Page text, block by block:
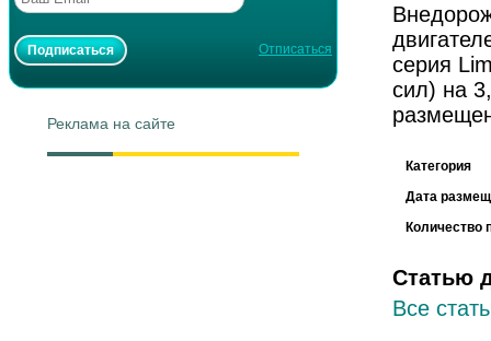
Отписаться
Реклама на сайте
серия
сил) на
Категория
Дата
Количество
Статью
Все